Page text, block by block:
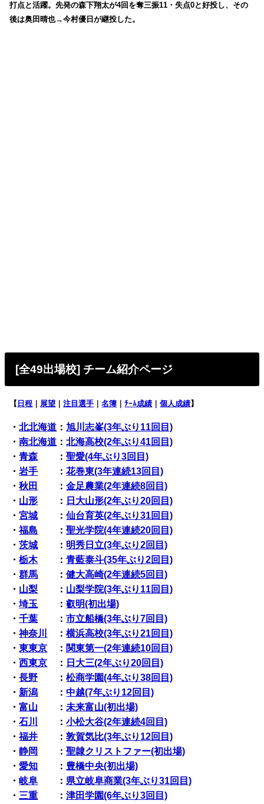
打点と活躍。先発の森下翔太が4回を奪三振11・失点0と好投し、その
後は奥田晴也→今村優日が継投した。
[全49出場校] チーム紹介ページ
【 日程 展望 ｜注目選手 ｜名簿 ｜ﾁｰﾑ成績 ｜個人成績】
・北北海道 ： 旭川志峯(3年ぶり11回目)
・南北海道 ：北海高校(2年ぶり41回目)
・青森 ：聖愛(4年ぶり3回目)
・岩手 ：花巻東(3年連続13回目)
・秋田 ：金足農業(2年連続8回目)
・ 山形 ： 日大山形(2年ぶり20回目)
・宮城 ：仙台育英(2年ぶり31回目)
・福島 ：聖光学院(4年連続20回目)
・茨城 ： 明秀日立(3年ぶり2回目)
・栃木：青藍泰斗(35年ぶり2回目)
・群馬 ：健大高崎(2年連続5回目)
・ 山梨 ： 山梨学院(3年ぶり11回目)
・埼玉 ：叡明(初出場)
・千葉 ：市立船橋(3年ぶり7回目)
・神奈川 ：横浜高校(3年ぶり21回目)
・東東京 ： 関東第一(2年連続10回目)
・西東京 ： 日大三(2年ぶり20回目)
・長野 ：松商学園(4年ぶり38回目)
・ 新潟 ：中越(7年ぶり12回目)
・富山 ：未来富山(初出場)
・石川 ：小松大谷(2年連続4回目)
・福井 ：敦賀気比(3年ぶり12回目)
・静岡 ：聖隷クリストファー(初出場)
・愛知 ： 豊橋中央(初出場)
・岐阜 ： 県立岐阜商業(3年ぶり31回目)
・ 三重 ：津田学園(6年ぶり3回目)